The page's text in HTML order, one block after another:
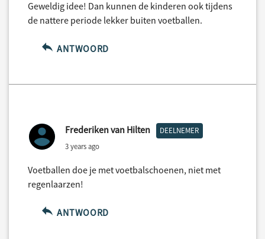
Geweldig idee! Dan kunnen de kinderen ook tijdens
de nattere periode lekker buiten voetballen.
ANTWOORD
Frederiken van Hilten DEELNEMER
3 years ago
Voetballen doe je met voetbalschoenen, niet met
regenlaarzen!
ANTWOORD